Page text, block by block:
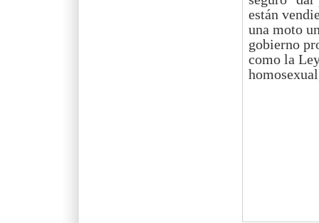
están
una moto
gobierno
como la